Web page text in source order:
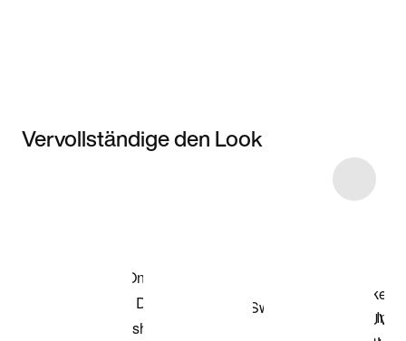
Vervollständige den Look